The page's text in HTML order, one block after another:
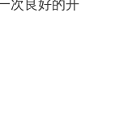
次良好的开